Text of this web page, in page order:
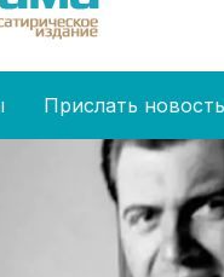
Прислать новость